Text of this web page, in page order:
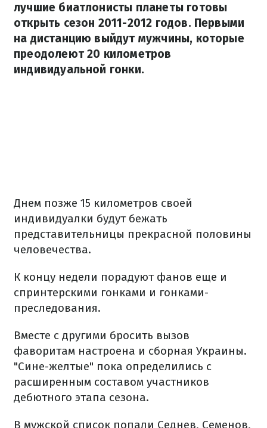
лучшие биатлонисты планеты готовы
открыть сезон 2011-2012 годов. Первыми
на дистанцию ​​выйдут мужчины, которые
преодолеют 20 километров
индивидуальной гонки.
Днем позже 15 километров своей
индивидуалки будут бежать
представительницы прекрасной половины
человечества.
К концу недели порадуют фанов еще и
спринтерскими гонками и гонками-
преследования.
Вместе с другими бросить вызов
фаворитам настроена и сборная Украины.
"Сине-желтые" пока определились с
расширенным составом участников
дебютного этапа сезона.
В мужской список попали Седнев, Семенов,